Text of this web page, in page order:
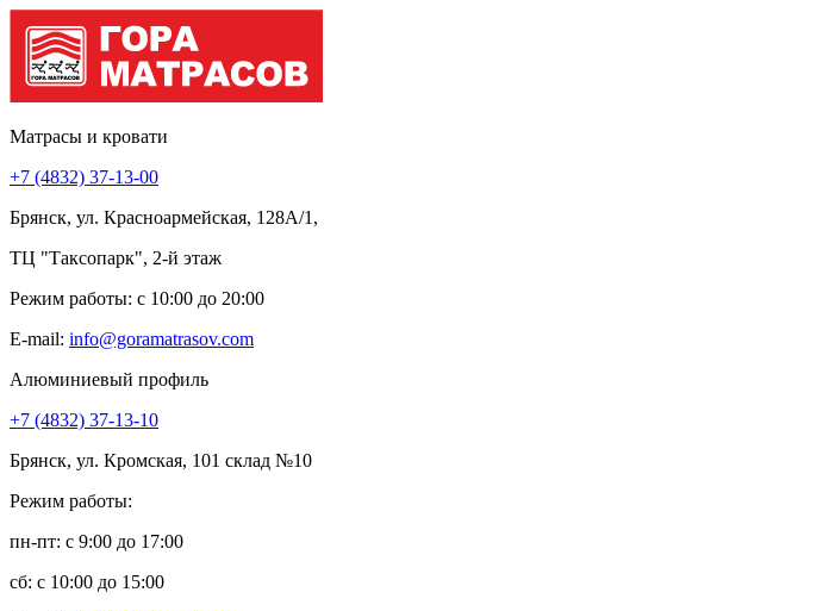
Матрасы и кровати
+7 (4832) 37-13-00
Брянск, ул. Красноармейская, 128А/1,
ТЦ "Таксопарк", 2-й этаж
Режим работы: c 10:00 до 20:00
E-mail: info@goramatrasov.com
Алюминиевый профиль
+7 (4832) 37-13-10
Брянск, ул. Кромская, 101 склад №10
Режим работы:
пн-пт: c 9:00 до 17:00
сб: c 10:00 до 15:00